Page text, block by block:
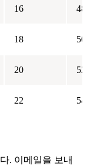
16 48
18 50
20 52
22 54
. 이메일을 보내